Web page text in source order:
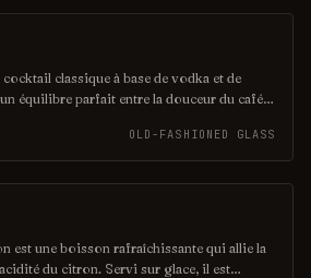
à s'amuser.
classique à base de vodka et de
équilibre parfait entre la douceur du café
de saveurs intenses. Ce mélange
en soirée ou comme digestif.
OLD-FASHIONED GLASS
est une boisson rafraîchissante qui allie la
du citron. Servi sur glace, il est